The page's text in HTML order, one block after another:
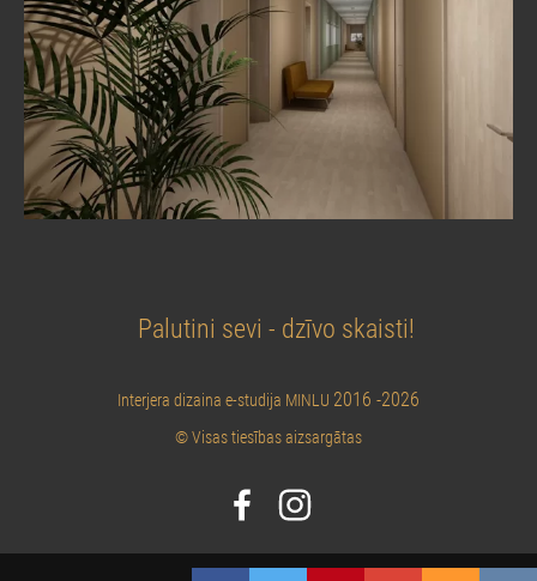
Palutini sevi - dzīvo skaisti!
Interjera dizaina e-studija MINLU 2016 -2026
© Visas tiesības aizsargātas